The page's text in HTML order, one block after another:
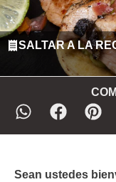
SALTAR A LA
Sean ustedes